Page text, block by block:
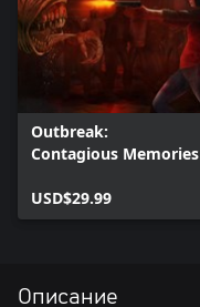
Outbreak:
Contagious Memories
USD$29.99
Описание